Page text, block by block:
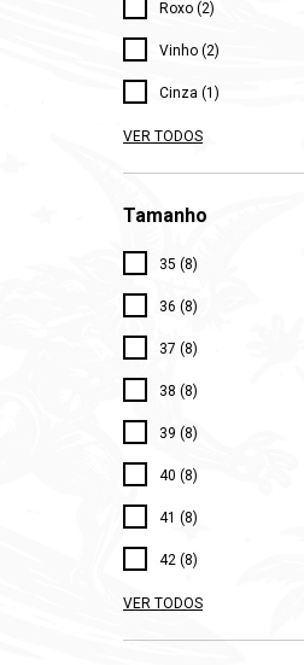
Roxo (2)
Vinho (2)
Cinza (1)
VER TODOS
Tamanho
35 (8)
36 (8)
37 (8)
38 (8)
39 (8)
40 (8)
41 (8)
42 (8)
VER TODOS